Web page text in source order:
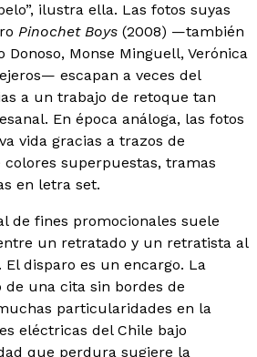
ilustra ella. Las fotos suyas
Pinochet Boys (2008) —también
Donoso, Monse Minguell, Verónica
escapan a veces del
a un trabajo de retoque tan
En época análoga, las fotos
vida gracias a trazos de
superpuestas, tramas
en letra set.
de fines promocionales suele
un retratado y un retratista al
El disparo es un encargo. La
de una cita sin bordes de
particularidades en la
eléctricas del Chile bajo
que perdura sugiere la